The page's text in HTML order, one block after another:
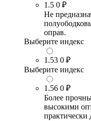
1.5 0 ₽
Не
оправ.
Выберите индекс
1.53 0 ₽
Выберите индекс
1.56 0 ₽
Более
высокими